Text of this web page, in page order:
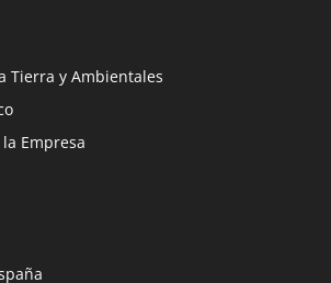
Tierra y Ambientales
Empresa